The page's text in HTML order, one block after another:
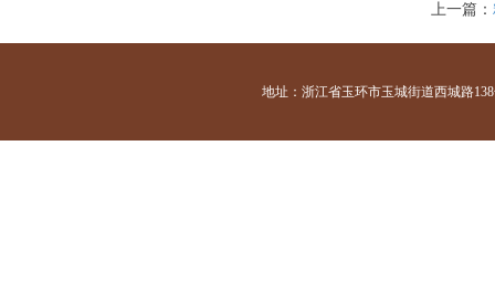
上一篇：
地址：浙江省玉环市玉城街道西城路